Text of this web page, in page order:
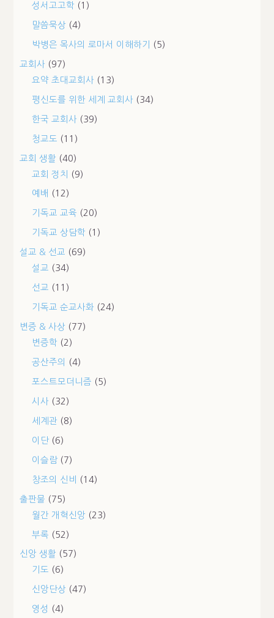
성서고고학 (1)
말씀묵상 (4)
박병은 목사의 로마서 이해하기 (5)
교회사 (97)
요약 초대교회사 (13)
평신도를 위한 세계 교회사 (34)
한국 교회사 (39)
청교도 (11)
교회 생활 (40)
교회 정치
(9)
예배 (12)
기독교 교육 (20)
기독교 상담학 (1)
설교 & 선교 (69)
설교 (34)
선교 (11)
기독교 순교사화 (24)
변증 & 사상 (77)
변증학 (2)
공산주의 (4)
포스트모더니즘 (5)
시사 (32)
세계관 (8)
이단 (6)
이슬람 (7)
창조의 신비 (14)
출판물 (75)
월간 개혁신앙 (23)
부록 (52)
신앙 생활 (57)
기도 (6)
신앙단상 (47)
영성 (4)